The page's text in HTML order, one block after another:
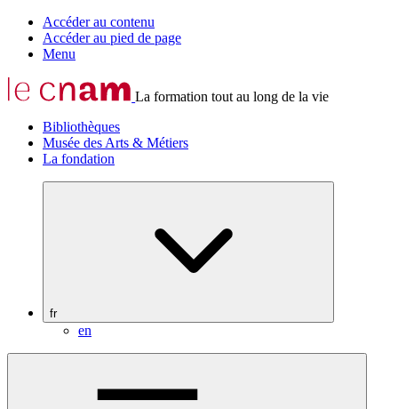
Accéder au contenu
Accéder au pied de page
Menu
La formation tout au long de la vie
Bibliothèques
Musée des Arts & Métiers
La fondation
fr
en